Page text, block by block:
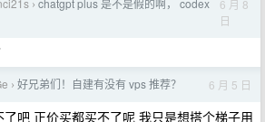
› chatgpt plus 是不是假的啊， codex
6 月 8
日
› 好兄弟们！自建有没有 vps 推荐？ 6 月 5 日
吧 正价买都买不了呢 我只是想搭个梯子用